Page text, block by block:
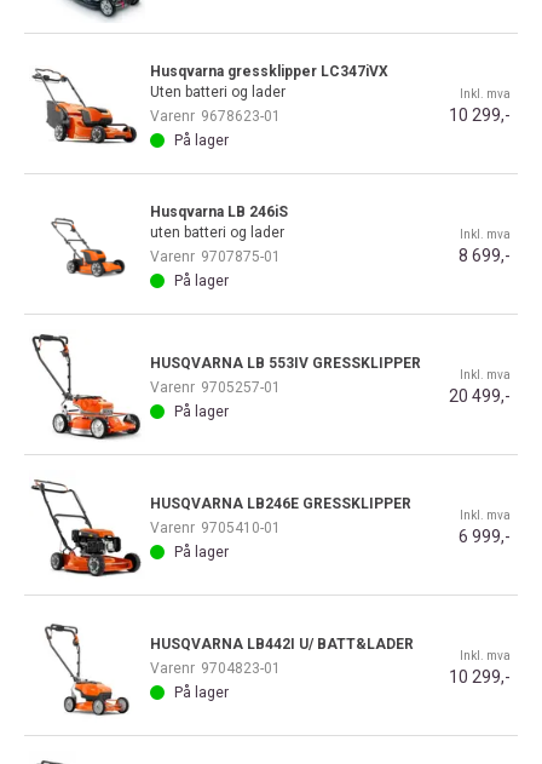
Husqvarna gressklipper LC347iVX
Uten batteri og lader
Varenr 9678623-01
På lager
Inkl. mva
10 299,-
Husqvarna LB 246iS
uten batteri og lader
Varenr 9707875-01
På lager
Inkl. mva
8 699,-
HUSQVARNA LB 553IV GRESSKLIPPER
Varenr 9705257-01
På lager
Inkl. mva
20 499,-
HUSQVARNA LB246E GRESSKLIPPER
Varenr 9705410-01
På lager
Inkl. mva
6 999,-
HUSQVARNA LB442I U/ BATT&LADER
Varenr 9704823-01
På lager
Inkl. mva
10 299,-